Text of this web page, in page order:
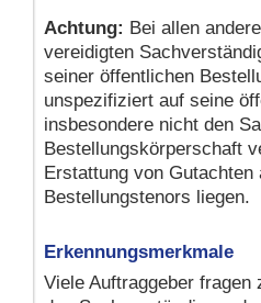
Achtung: Bei allen
vereidigten
seiner öffentlichen
unspezifiziert auf seine
insbesondere nicht den
Bestellungskörperschaft
Erstattung von
Bestellungstenors liegen.
Erkennungsmerkmale
Viele Auftraggeber